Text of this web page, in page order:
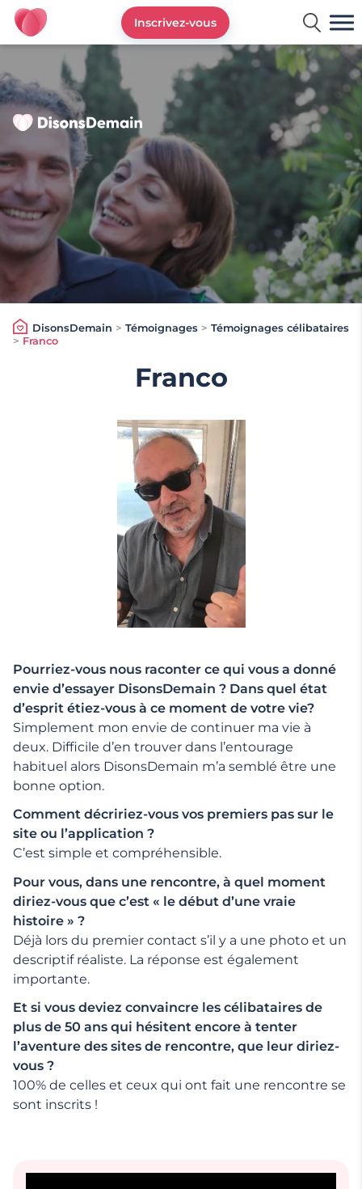
DisonsDemain.fr - Site de rencontres plus de 50 ans
Inscrivez-vous
DisonsDemain > Témoignages > Témoignages célibataires
> Franco
Franco
Pourriez-vous nous raconter ce qui vous a donné
envie d’essayer DisonsDemain ? Dans quel état
d’esprit étiez-vous à ce moment de votre vie?
Simplement mon envie de continuer ma vie à
deux. Difficile d’en trouver dans l’entourage
habituel alors DisonsDemain m’a semblé être une
bonne option.
Comment décririez-vous vos premiers pas sur le
site ou l’application ?
C’est simple et compréhensible.
Pour vous, dans une rencontre, à quel moment
diriez-vous que c’est « le début d’une vraie
histoire » ?
Déjà lors du premier contact s’il y a une photo et un
descriptif réaliste. La réponse est également
importante.
Et si vous deviez convaincre les célibataires de
plus de 50 ans qui hésitent encore à tenter
l’aventure des sites de rencontre, que leur diriez-
vous ?
100% de celles et ceux qui ont fait une rencontre se
sont inscrits !